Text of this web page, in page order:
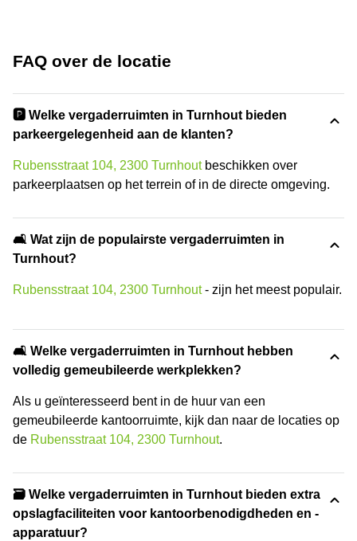
FAQ over de locatie
🅿️ Welke vergaderruimten in Turnhout bieden
parkeergelegenheid aan de klanten?
Rubensstraat 104, 2300 Turnhoutbeschikken over
parkeerplaatsen op het terrein of in de directe omgeving.
🛋️ Wat zijn de populairste vergaderruimten in
Turnhout?
Rubensstraat 104, 2300 Turnhout- zijn het meest populair.
🛋️ Welke vergaderruimten in Turnhout hebben
volledig gemeubileerde werkplekken?
Als u geïnteresseerd bent in de huur van een
gemeubileerde kantoorruimte, kijk dan naar de locaties op
de Rubensstraat 104, 2300 Turnhout.
🗃️ Welke vergaderruimten in Turnhout bieden extra
opslagfaciliteiten voor kantoorbenodigdheden en -
apparatuur?